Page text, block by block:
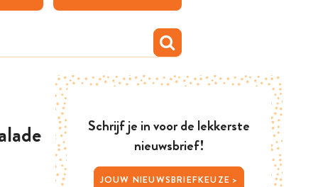
Schrijf je in voor de lekkerste
nieuwsbrief!
JOUW NIEUWSBRIEFKEUZE >